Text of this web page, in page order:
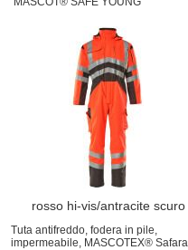
rosso hi-vis/antracite scuro
Tuta antifreddo, fodera in pile,
impermeabile, MASCOTEX® Safara